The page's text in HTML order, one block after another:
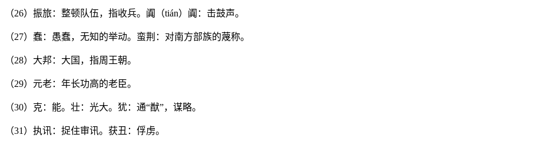
（26）振旅：整顿队伍，指收兵。阗（tián）阗：击鼓声。
（27）蠢：愚蠢，无知的举动。蛮荆：对南方部族的蔑称。
（28）大邦：大国，指周王朝。
（29）元老：年长功高的老臣。
（30）克：能。壮：光大。犹：通“猷”，谋略。
（31）执讯：捉住审讯。获丑：俘虏。